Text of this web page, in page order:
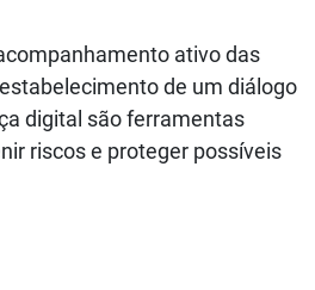
ativo das
de um diálogo
digital são ferramentas
riscos e proteger possíveis